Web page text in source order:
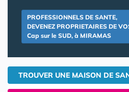
PROFESSIONNELS DE SANTE,
DEVENEZ PROPRIETAIRES DE
Cap sur le SUD, à MIRAMAS
TROUVER UNE MAISON DE